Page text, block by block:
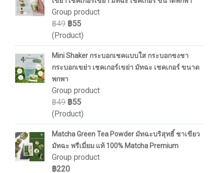
Group product
฿49 ฿55
(Product)
Mini Shaker กระบอกเชคแบบใส กระบอกชงชา
กระบอกเขย่า เชคเกอร์เขย่า มัทฉะ เชคเกอร์ ขนาด
พกพา
Group product
฿49 ฿55
(Product)
Matcha Green Tea Powder มัทฉะบริสุทธิ์ ชาเขียว
มัทฉะ พรีเมี่ยม แท้ 100% Matcha Premium
Group product
฿220